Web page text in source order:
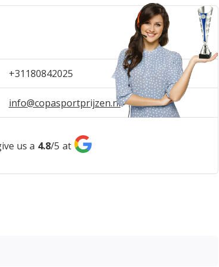
+31180842025
info@copasportprijzen.nl
us a 4.8/5 at